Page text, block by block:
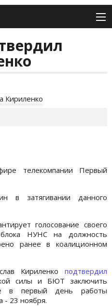
телекомпании Первый
в затягивании данного
голосование своего
НУНС на должность
ранее в коалиционном
Кириленко подтвердил
силы и БЮТ заключить
в первый день работы
- 23 ноября.